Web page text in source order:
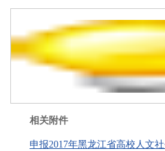
相关附件
申报2017年黑龙江省高校人文